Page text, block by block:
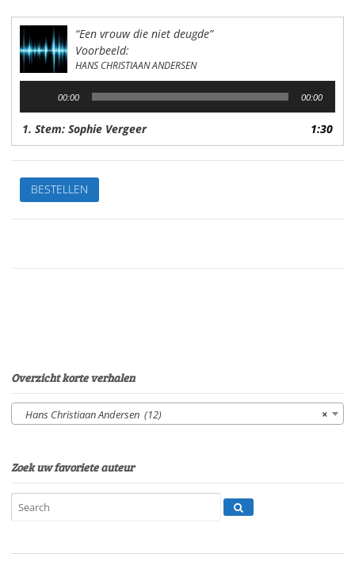
“Een vrouw die niet deugde”
Voorbeeld:
HANS CHRISTIAAN ANDERSEN
00:00 00:00
1. Stem: Sophie Vergeer 1:30
De
vrouwdie
niet
AndersenStem:
BESTELLEN
Overzicht korte verhalen
×
Hans Christiaan Andersen (12)
Zoek uw favoriete auteur